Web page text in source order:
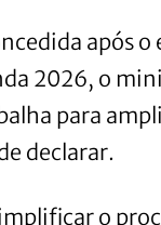
após
2026, o
para
declarar.
o